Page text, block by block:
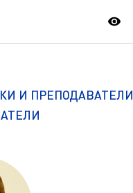
И ПРЕПОДАВАТЕЛИ